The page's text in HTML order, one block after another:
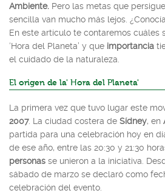
Ambiente. Pero las metas que
sencilla van mucho más lejos.
En este artículo te contaremos cuáles
‘Hora del Planeta’ y que importancia
el cuidado de la naturaleza.
El origen de la' Hora del Planeta'
La primera vez que tuvo lugar este
2007. La ciudad costera de Sídney, en
partida para una celebración hoy en
de ese año, entre las 20:30 y 21:30
personas se unieron a la iniciativa.
sábado de marzo se declaró como
celebración del evento.